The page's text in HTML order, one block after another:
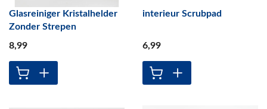
Glasreiniger Kristalhelder
Zonder Strepen
8,99
interieur Scrubpad
6,99